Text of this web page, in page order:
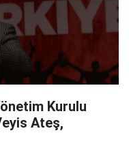
Kurulu
Ateş,